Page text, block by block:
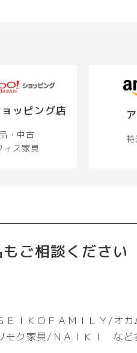
ッピング店
・中古
ィス家具
特
ご相談ください
ＩＫＯＦＡＭＩＬＹ/オ
モク家具/ＮＡＩＫＩ など